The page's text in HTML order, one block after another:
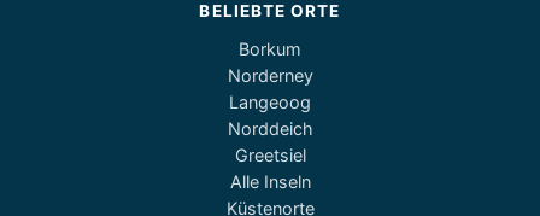
BELIEBTE ORTE
Borkum
Norderney
Langeoog
Norddeich
Greetsiel
Alle Inseln
Küstenorte